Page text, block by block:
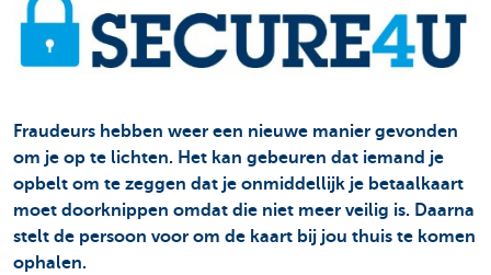
Fraudeurs hebben weer een nieuwe manier gevonden
om je op te lichten. Het kan gebeuren dat iemand je
opbelt om te zeggen dat je onmiddellijk je betaalkaart
moet doorknippen omdat die niet meer veilig is. Daarna
stelt de persoon voor om de kaart bij jou thuis te komen
ophalen.